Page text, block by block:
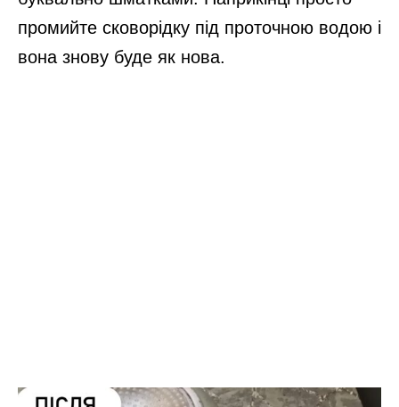
промийте сковорідку під проточною водою і
вона знову буде як нова.